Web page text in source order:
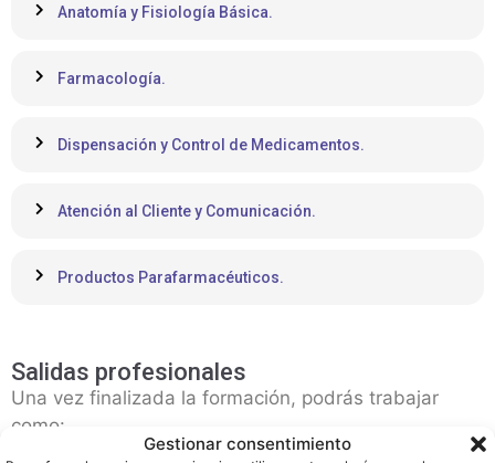
Gestionar consentimiento
Anatomía y Fisiología Básica.
Farmacología.
Dispensación y Control de Medicamentos.
Atención al Cliente y Comunicación.
Productos Parafarmacéuticos.
Salidas profesionales
Una vez finalizada la formación, podrás trabajar
como: